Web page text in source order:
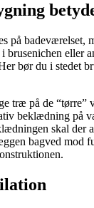
på badeværelset,
eller
bør du i stedet
træ på de “tørre”
beklædning på
skal der
bagved mod